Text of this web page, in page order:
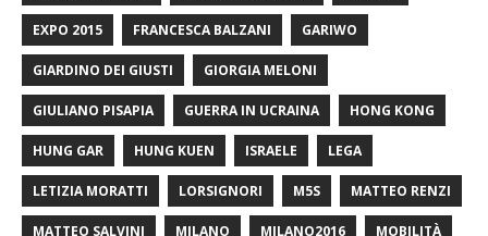
EXPO 2015 FRANCESCA BALZANI GARIWO
GIARDINO DEI GIUSTI GIORGIA MELONI
GIULIANO PISAPIA GUERRA IN UCRAINA HONG KONG
HUNG GAR HUNG KUEN ISRAELE LEGA
LETIZIA MORATTI LORSIGNORI M5S MATTEO RENZI
MATTEO SALVINI MILANO MILANO2016 MOBILITÀ